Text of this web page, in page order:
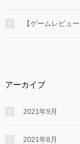
【ゲームレビュ
アーカイブ
2021年9月
2021年8月